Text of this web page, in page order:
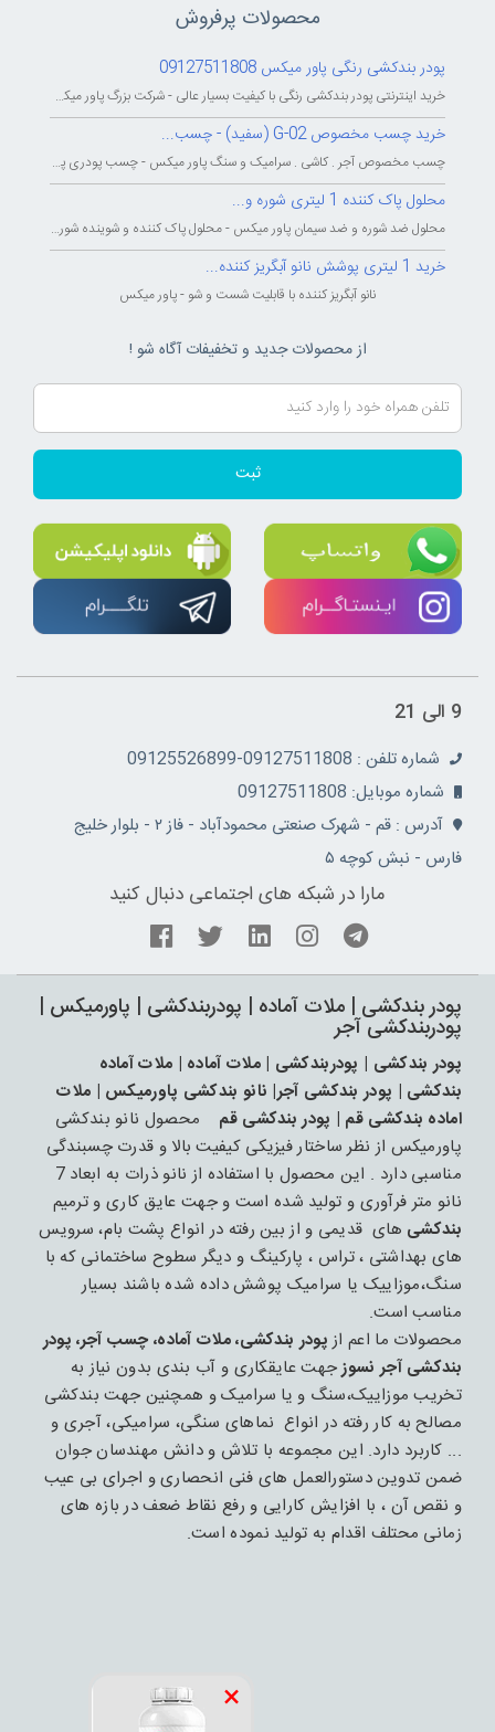
×
محصولات پرفروش
پودر بندکشی رنگی پاور میکس 09127511808
خرید اینترنتی پودر بندکشی رنگی با کیفیت بسیار عالی - شرکت بزرگ پاور میکس...
خرید چسب مخصوص G-02 (سفید) - چسب...
چسب مخصوص آجر . کاشی . سرامیک و سنگ پاور میکس - چسب پودری پاورمیکس - چسب...
محلول پاک کننده 1 لیتری شوره و...
محلول ضد شوره و ضد سیمان پاور میکس - محلول پاک کننده و شوینده شوره و سیمان...
خرید 1 لیتری پوشش نانو آبگریز کننده...
نانو آبگریز کننده با قابلیت شست و شو - پاور میکس
از محصولات جدید و تخفیفات آگاه شو !
ثبت
9 الی 21
شماره تلفن : 09127511808-09125526899
شماره موبایل: 09127511808
آدرس : قم - شهرک صنعتی محمودآباد - فاز ۲ - بلوار خلیج
فارس - نبش کوچه ۵
مارا در شبکه های اجتماعی دنبال کنید
پودر بندکشی | ملات آماده | پودربندکشی | پاورمیکس |
پودربندکشی آجر
پودر بندکشی | پودربندکشی | ملات آماده | ملات آماده
بندکشی | پودر بندکشی آجر| نانو بندکشی پاورمیکس | ملات
اماده بندکشی قم | پودر بندکشی قم
محصول نانو بندکشی
پاورمیکس از نظر ساختار فیزیکی کیفیت بالا و قدرت چسبندگی
مناسبی دارد . این محصول با استفاده از نانو ذرات به ابعاد 7
نانو متر فرآوری و تولید شده است و جهت عایق کاری و ترمیم
بندکشی های قدیمی و از بین رفته در انواع پشت بام، سرویس
های بهداشتی ، تراس ، پارکینگ و دیگر سطوح ساختمانی که با
سنگ،موزاییک یا سرامیک پوشش داده شده باشند بسیار
مناسب است.
محصولات ما اعم از پودر بندکشی، ملات آماده، چسب آجر، پودر
بندکشی آجر نسوزجهت عایقکاری و آب بندی بدون نیاز به
تخریب موزاییک،سنگ و یا سرامیک و همچنین جهت بندکشی
مصالح به کار رفته در انواع نماهای سنگی، سرامیکی، آجری و
... کاربرد دارد. این مجموعه با تلاش و دانش مهندسان جوان
ضمن تدوین دستورالعمل های فنی انحصاری و اجرای بی عیب
و نقص آن ، با افزایش کارایی و رفع نقاط ضعف در بازه های
زمانی محتلف اقدام به تولید نموده است.